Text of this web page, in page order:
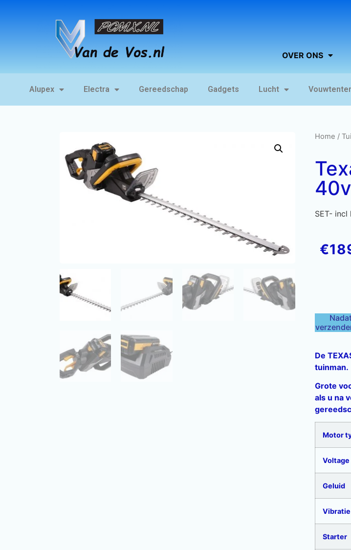
OVER ONS
Alupex Electra Gereedschap Gadgets Lucht
Home /
SET- incl
€
De
tuinman.
Grote
als u na
Motor
Voltage
Geluid
Vibratie
Starter